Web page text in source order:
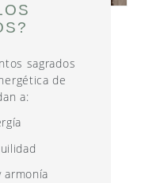
sagrados
de
a: